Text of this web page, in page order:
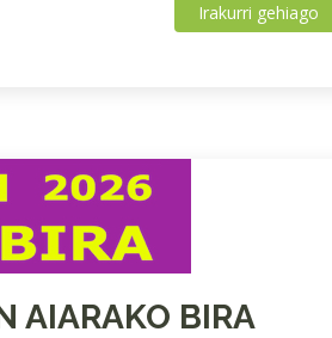
Irakurri gehiago
AIARAKO BIRA